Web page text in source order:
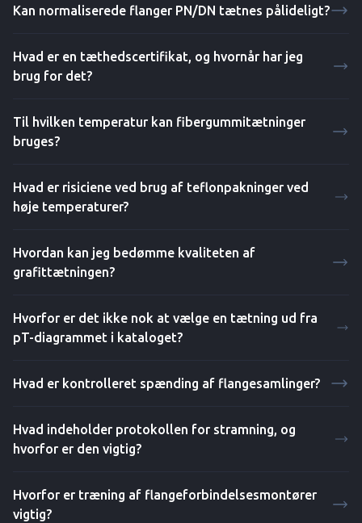
Kan normaliserede flanger PN/DN tætnes pålideligt?
Hvad er en tæthedscertifikat, og hvornår har jeg
brug for det?
Til hvilken temperatur kan fibergummitætninger
bruges?
Hvad er risiciene ved brug af teflonpakninger ved
høje temperaturer?
Hvordan kan jeg bedømme kvaliteten af
grafittætningen?
Hvorfor er det ikke nok at vælge en tætning ud fra
pT-diagrammet i kataloget?
Hvad er kontrolleret spænding af flangesamlinger?
Hvad indeholder protokollen for stramning, og
hvorfor er den vigtig?
Hvorfor er træning af flangeforbindelsesmontører
vigtig?